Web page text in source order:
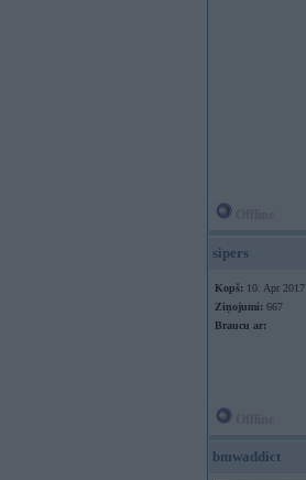
sipers
Kopš: 10. Apr 2017
Ziņojumi: 667
Braucu ar:
bmwaddict